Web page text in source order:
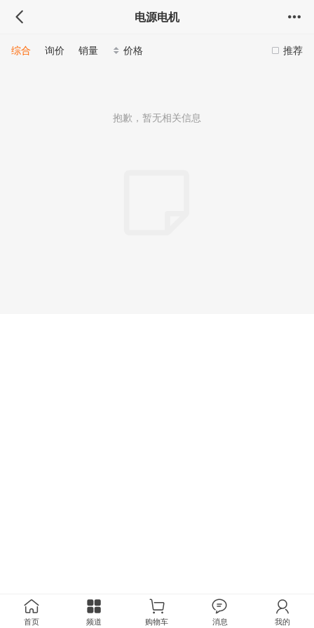
电源电机
推荐
综合 询价 销量 价格
抱歉，暂无相关信息
首页 频道 购物车 消息 我的